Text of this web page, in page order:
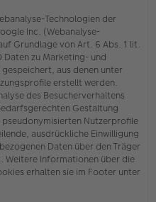
Technologien der
Inc. (Webanalyse-
Grundlage von Art. 6 Abs. 1 lit.
Daten zu Marketing- und
aus denen unter
erstellt werden.
des Besucherverhaltens
Gestaltung
Nutzerprofile
ausdrückliche Einwilligung
Daten über den Träger
Weitere Informationen über die
erhalten sie im Footer unter